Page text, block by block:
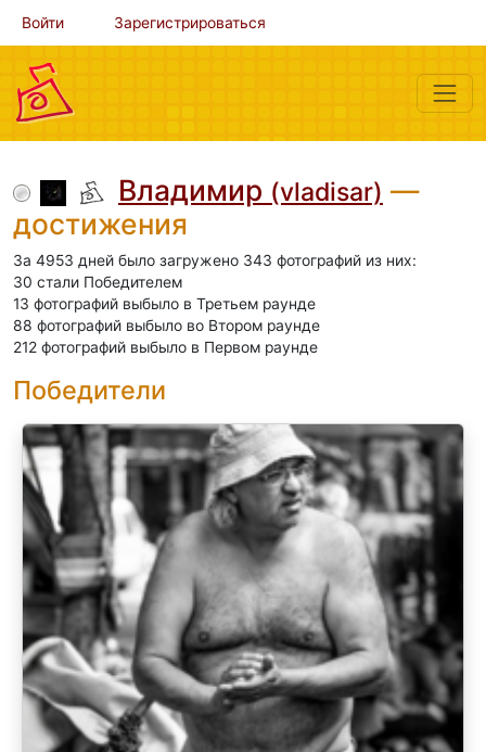
Войти Зарегистрироваться
Владимир (vladisar) —
достижения
За 4953 дней было загружено 343 фотографий из них:
30 стали Победителем
13 фотографий выбыло в Третьем раунде
88 фотографий выбыло во Втором раунде
212 фотографий выбыло в Первом раунде
Победители